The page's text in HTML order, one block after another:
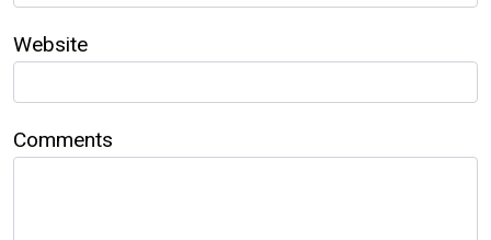
Website
Comments